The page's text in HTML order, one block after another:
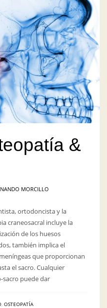
&
MORCILLO
ortodoncista y la
craneosacral incluye la
de los huesos
también implica el
que proporcionan
el sacro. Cualquier
sacro puede dar
OSTEOPATÍA